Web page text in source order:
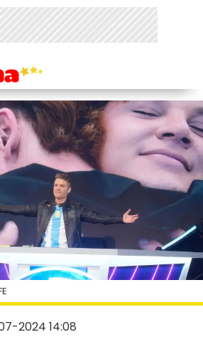
2024 14:08